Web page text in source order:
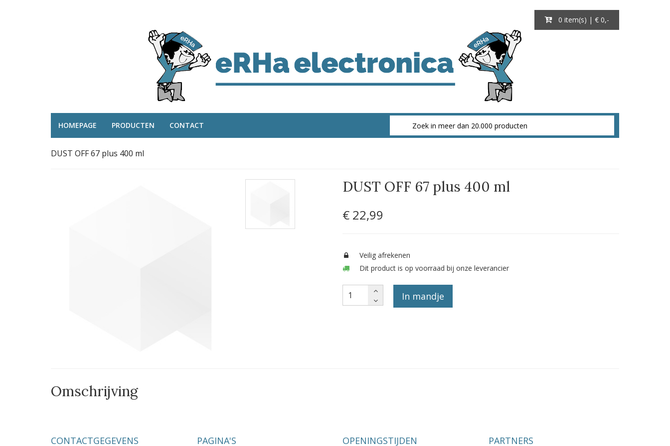
0 item(s) | € 0,-
HOMEPAGE PRODUCTEN CONTACT
DUST OFF 67 plus 400 ml
DUST OFF 67 plus 400 ml
€ 22,99
Veilig afrekenen
Dit product is op voorraad bij onze leverancier
In mandje
Omschrijving
CONTACTGEGEVENS PAGINA'S OPENINGSTIJDEN PARTNERS